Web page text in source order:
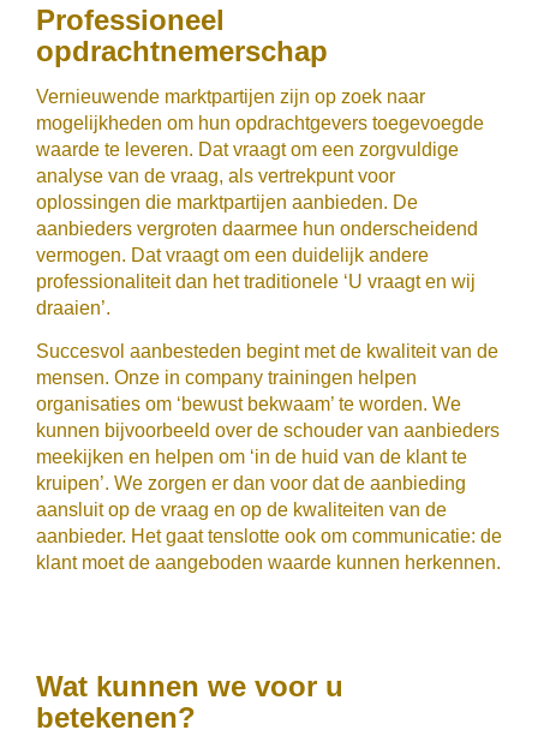
Professioneel
opdrachtnemerschap
Vernieuwende marktpartijen zijn op zoek naar
mogelijkheden om hun opdrachtgevers toegevoegde
waarde te leveren. Dat vraagt om een zorgvuldige
analyse van de vraag, als vertrekpunt voor
oplossingen die marktpartijen aanbieden. De
aanbieders vergroten daarmee hun onderscheidend
vermogen. Dat vraagt om een duidelijk andere
professionaliteit dan het traditionele ‘U vraagt en wij
draaien’.
Succesvol aanbesteden begint met de kwaliteit van de
mensen. Onze in company trainingen helpen
organisaties om ‘bewust bekwaam’ te worden. We
kunnen bijvoorbeeld over de schouder van aanbieders
meekijken en helpen om ‘in de huid van de klant te
kruipen’. We zorgen er dan voor dat de aanbieding
aansluit op de vraag en op de kwaliteiten van de
aanbieder. Het gaat tenslotte ook om communicatie: de
klant moet de aangeboden waarde kunnen herkennen.
Wat kunnen we voor u
betekenen?